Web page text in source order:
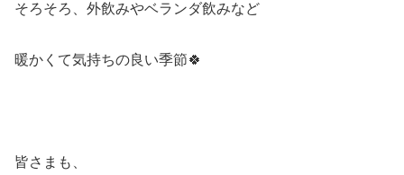
そろそろ、外飲みやベランダ飲みなど
暖かくて気持ちの良い季節🍀
皆さまも、